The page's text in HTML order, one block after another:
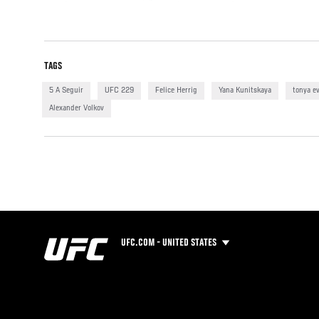
TAGS
5 A Seguir UFC 229 Felice Herrig Yana Kunitskaya tonya
Alexander Volkov
UFC.COM - UNITED STATES